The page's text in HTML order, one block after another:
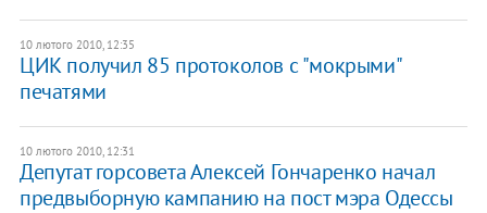
10 лютого 2010, 12:35
ЦИК получил 85 протоколов с "мокрыми"
печатями
10 лютого 2010, 12:31
Депутат горсовета Алексей Гончаренко начал
предвыборную кампанию на пост мэра Одессы